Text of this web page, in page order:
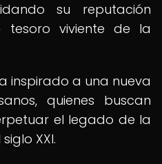
su reputación
tesoro viviente de la
inspirado a una nueva
quienes buscan
el legado de la
XXI.